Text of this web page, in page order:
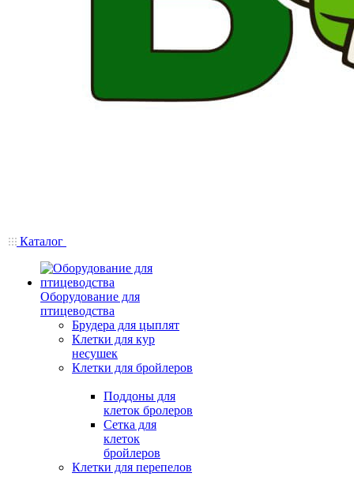
Каталог
Оборудование для
птицеводства
Брудера для цыплят
Клетки для кур
несушек
Клетки для бройлеров
Поддоны для
клеток бролеров
Сетка для
клеток
бройлеров
Клетки для перепелов